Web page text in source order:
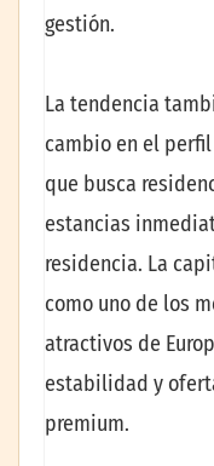
gestión.
La tendencia
cambio en el
que busca
estancias
residencia. La
como uno de los
atractivos de
estabilidad y
premium.